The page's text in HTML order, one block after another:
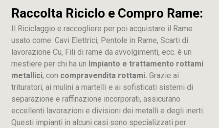
Raccolta Riciclo e Compro Rame:
Il Riciclaggio e raccogliere per poi acquistare il Rame
usato come: Cavi Elettrici, Pentole in Rame, Scarti di
lavorazione Cu, Fili di rame da avvolgimenti, ecc. è un
mestiere per chi ha un Impianto e trattamento rottami
metallici, con compravendita rottami. Grazie ai
trituratori, ai mulini a martelli e ai sofisticati sistemi di
separazione e raffinazione incorporati, assicurano
eccellenti lavorazioni e divisioni dei metalli e degli inerti.
Questi impianti in alcuni casi sono specializzati per